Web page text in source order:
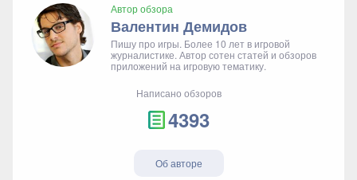
Автор обзора
Валентин Демидов
Пишу про игры. Более 10 лет в игровой
журналистике. Автор сотен статей и обзоров
приложений на игровую тематику.
Написано обзоров
4393
Об авторе